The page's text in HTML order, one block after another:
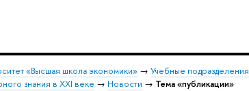
«Высшая школа экономики» → Учебные подразделения
знания в XXI веке → Новости → Тема «публикации»